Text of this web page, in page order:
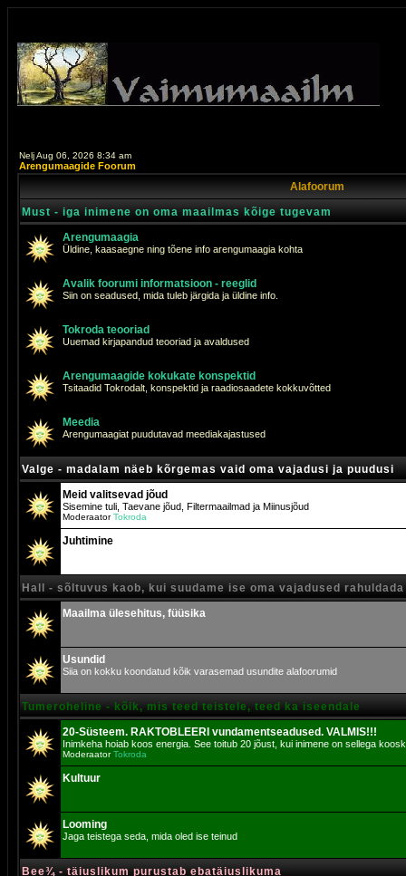
Nelj Aug 06, 2026 8:34 am
Arengumaagide Foorum
Alafoorum
Must - iga inimene on oma maailmas kõige tugevam
Arengumaagia
Üldine, kaasaegne ning tõene info arengumaagia kohta
Avalik foorumi informatsioon - reeglid
Siin on seadused, mida tuleb järgida ja üldine info.
Tokroda teooriad
Uuemad kirjapandud teooriad ja avaldused
Arengumaagide kokukate konspektid
Tsitaadid Tokrodalt, konspektid ja raadiosaadete kokkuvõtted
Meedia
Arengumaagiat puudutavad meediakajastused
Valge - madalam näeb kõrgemas vaid oma vajadusi ja puudusi
Meid valitsevad jõud
Sisemine tuli, Taevane jõud, Filtermaailmad ja Miinusjõud
ModeraatorTokroda
Juhtimine
Hall - sõltuvus kaob, kui suudame ise oma vajadused rahuldada
Maailma ülesehitus, füüsika
Usundid
Siia on kokku koondatud kõik varasemad usundite alafoorumid
Tumeroheline - kõik, mis teed teistele, teed ka iseendale
20-Süsteem. RAKTOBLEERI vundamentseadused. VALMIS!!!
Inimkeha hoiab koos energia. See toitub 20 jõust, kui inimene on sellega
ModeraatorTokroda
Kultuur
Looming
Jaga teistega seda, mida oled ise teinud
Bee¾ - täiuslikum purustab ebatäiuslikuma